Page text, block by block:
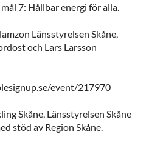
7: Hållbar energi för alla.
Länsstyrelsen Skåne,
och Lars Larsson
event/217970
Skåne, Länsstyrelsen Skåne
stöd av Region Skåne.